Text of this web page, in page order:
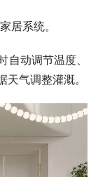
居系统。
动调节温度、
气调整灌溉。